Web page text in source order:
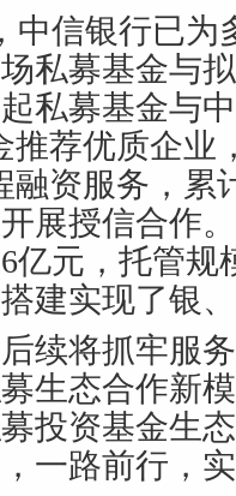
信银行已为
私募基金与
私募基金与
推荐优质企业
融资服务，累
展授信合作
亿元，托管
建实现了银
将抓牢服务
生态合作新
投资基金生
一路前行，